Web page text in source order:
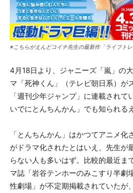
※こちらがえんどコイチ先生の最新作「ライフト
4月18日より、ジャニーズ「嵐」の
マ「死神くん」（テレビ朝日系）が
「週刊少年ジャンプ」に連載されて
いでにとんちんかん」でも知られる
「とんちんかん」はかつてアニメ化
がドラマ化されたとはいえ、先生が
らない人も多いはず。比較的最近ま
マ誌「岩谷テンホーのみこすり半劇
性劇場」が不定期掲載されていたが